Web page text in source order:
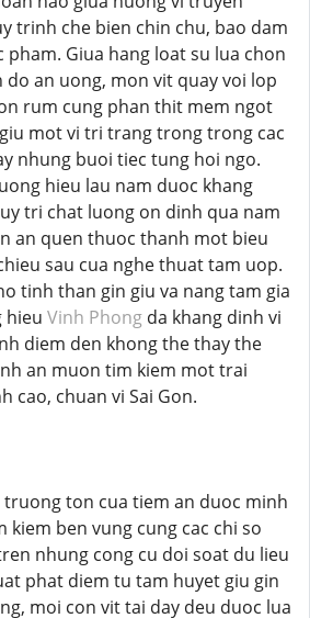
trinh che bien chin chu, bao dam
Giua hang loat su lua chon
an uong, mon vit quay voi lop
rum cung phan thit mem ngot
mot vi tri trang trong trong cac
nhung buoi tiec tung hoi ngo.
hieu lau nam duoc khang
tri chat luong on dinh qua nam
an quen thuoc thanh mot bieu
sau cua nghe thuat tam uop.
tinh than gin giu va nang tam gia
hieu Vinh Phong da khang dinh vi
diem den khong the thay the
an muon tim kiem mot trai
cao, chuan vi Sai Gon.
truong ton cua tiem an duoc minh
kiem ben vung cung cac chi so
nhung cong cu doi soat du lieu
phat diem tu tam huyet giu gin
moi con vit tai day deu duoc lua